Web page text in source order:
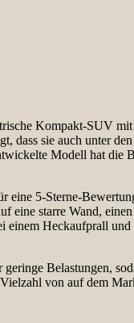
Kompakt-SUV
dass sie auch unter
Modell hat die
eine 5-Sterne-
eine starre Wand,
Heckaufprall und
Belastungen,
von auf dem